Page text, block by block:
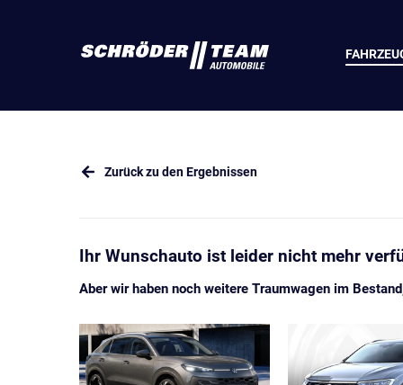
Zurück zu den Ergebnissen
Ihr Wunschauto ist leider nicht mehr
Aber wir haben noch weitere Traumwagen im